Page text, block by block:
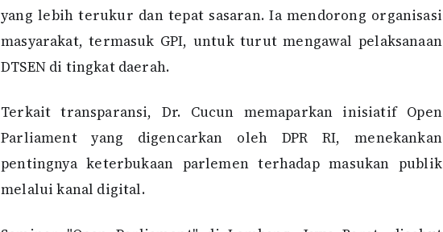
yang lebih terukur dan tepat sasaran. Ia mendorong organisasi
masyarakat, termasuk GPI, untuk turut mengawal pelaksanaan
DTSEN di tingkat daerah.
Terkait transparansi, Dr. Cucun memaparkan inisiatif Open
Parliament yang digencarkan oleh DPR RI, menekankan
pentingnya keterbukaan parlemen terhadap masukan publik
melalui kanal digital.